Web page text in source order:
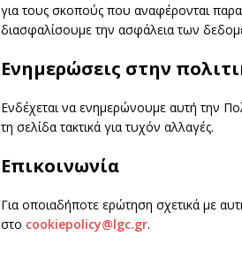
για τους σκοπούς που αναφέρονται
διασφαλίσουμε την ασφάλεια των
Ενημερώσεις στην
Ενδέχεται να ενημερώνουμε αυτή την
τη σελίδα τακτικά για τυχόν αλλαγές.
Επικοινωνία
Για οποιαδήποτε ερώτηση σχετικά με
στο cookiepolicy@lgc.gr.